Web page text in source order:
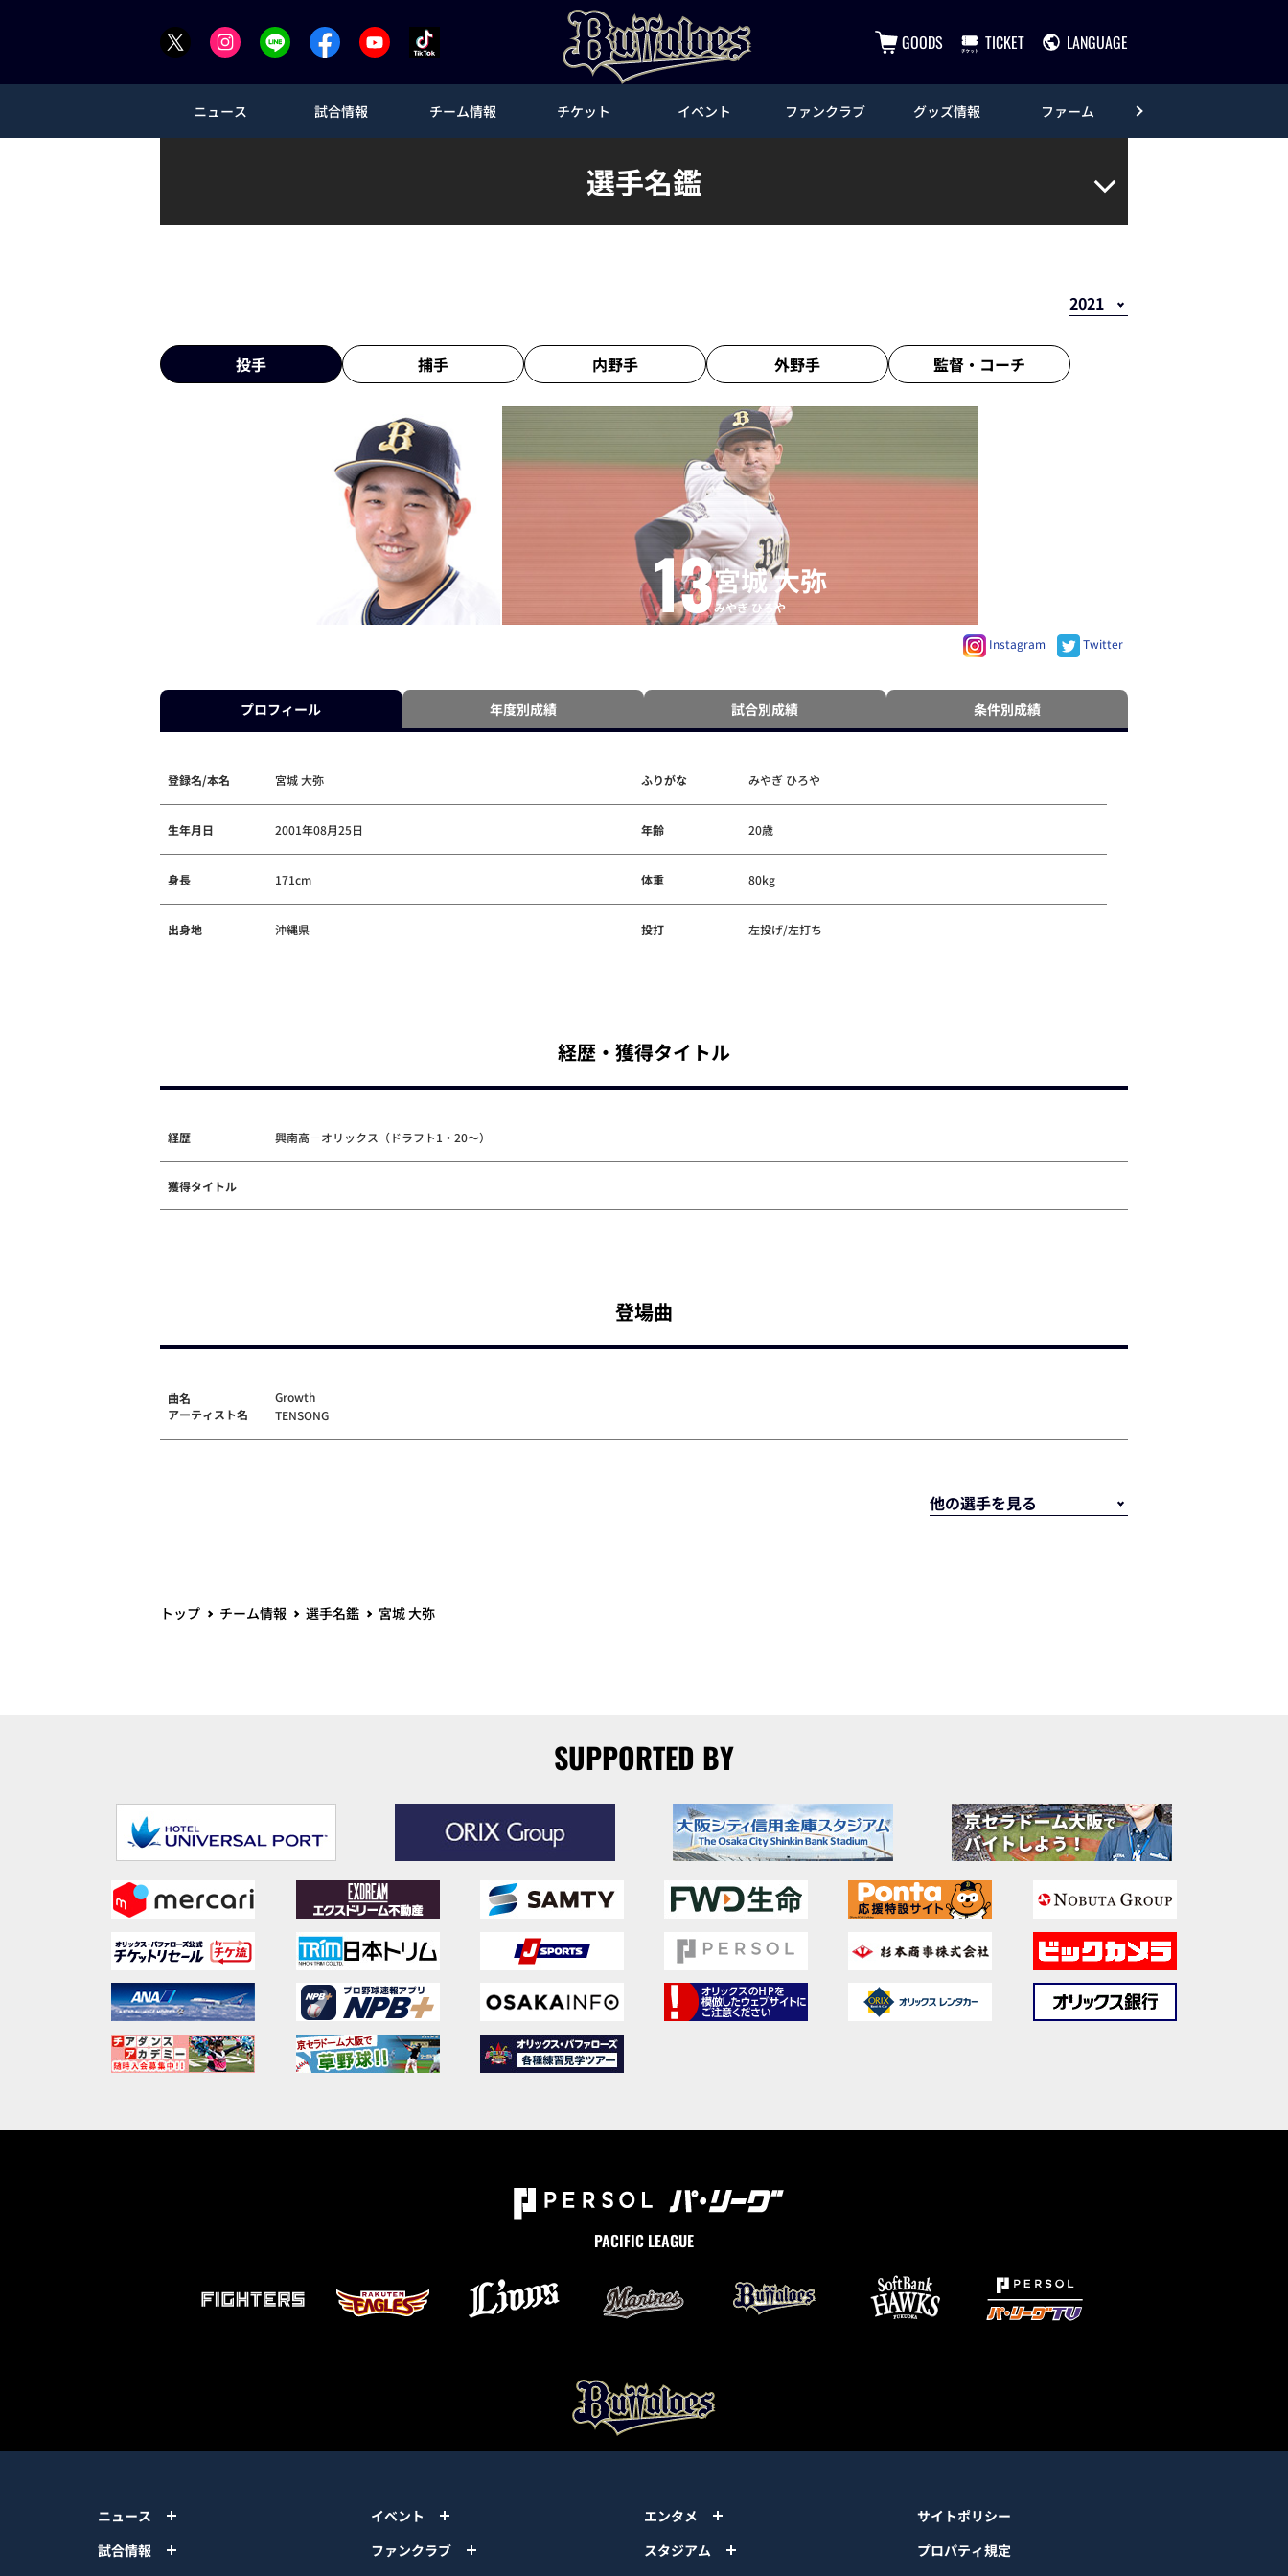
GOODS TICKET LANGUAGE
ニュース 試合情報 チーム情報 チケット イベント ファンクラブ グッズ情報 ファーム
選手名鑑
投手 捕手 内野手 外野手 監督・ コーチ
13宮城 大弥
みやぎ ひろや
Instagram Twitter
プロフィール 年度別成績 試合別成績 条件別成績
登録名/本名 宮城 大弥 ふりがな みやぎ ひろや
生年月日 2001年08月25日 年齢 20歳
身長 171cm 体重 80kg
出身地 沖縄県 投打 左投げ/左打ち
経歴・獲得タイトル
経歴 興南高－オリックス（ドラフト1・20～）
獲得タイトル
登場曲
曲名
アーティスト名
Growth
TENSONG
トップ チーム情報 選手名鑑 宮城 大弥
SUPPORTED BY
PACIFIC LEAGUE
ニュース
試合情報
イベント
ファンクラブ
エンタメ
スタジアム
サイトポリシー
プロパティ規定